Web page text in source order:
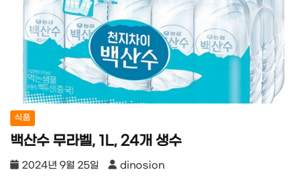
식품
백산수 무라벨, 1L, 24개 생수
2024년 9월 25일 dinosion